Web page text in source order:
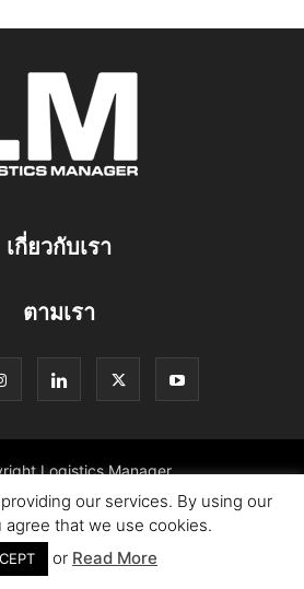
เกี่ยวกับเรา
ตามเรา
Logistics Manager
our services. By using our
agree that we use cookies.
or Read More